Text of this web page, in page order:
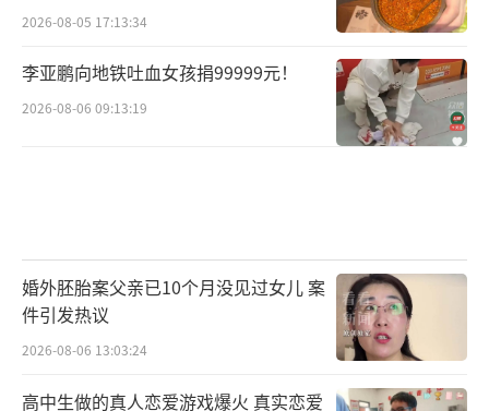
2026-08-05 17:13:34
李亚鹏向地铁吐血女孩捐99999元！
2026-08-06 09:13:19
婚外胚胎案父亲已10个月没见过女儿 案
件引发热议
2026-08-06 13:03:24
高中生做的真人恋爱游戏爆火 真实恋爱